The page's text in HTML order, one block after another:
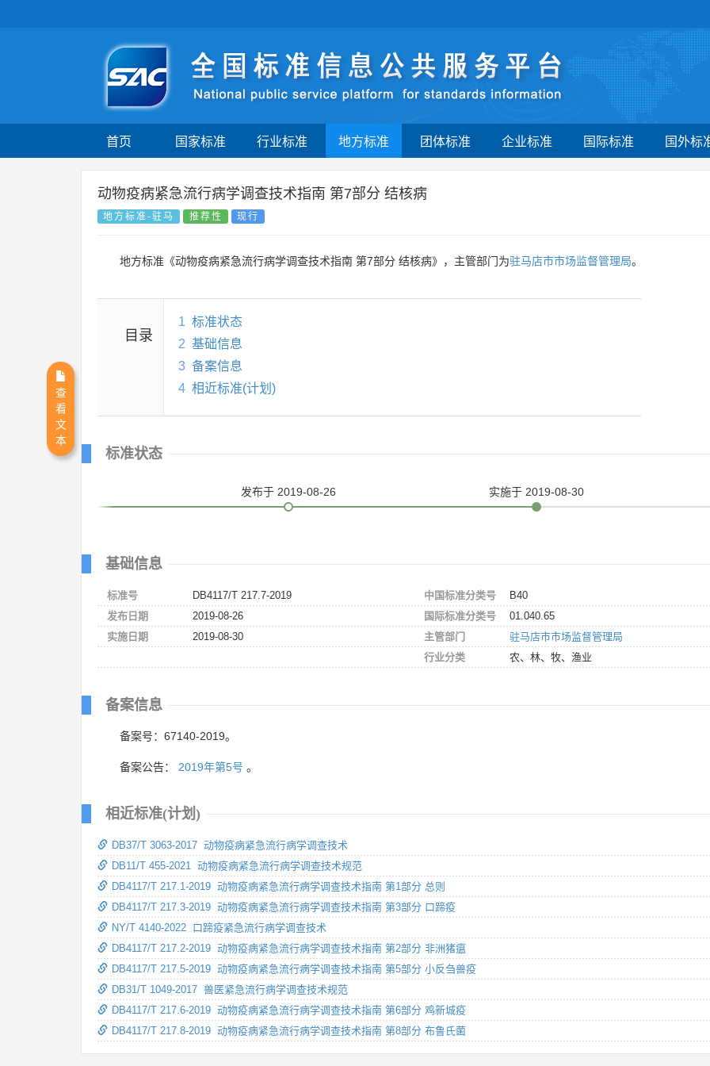
首页 国家标准 行业标准 地方标准 团体标准 企业标准 国际标准 国外标
动物疫病紧急流行病学调查技术指南 第7部分 结核病
地方标准-驻马 推荐性 现行
地方标准《动物疫病紧急流行病学调查技术指南 第7部分 结核病》，主管部门为驻马店市市场监督管理局。
目录
1 标准状态
2 基础信息
3 备案信息
4 相近标准(计划)
标准状态
发布于 2019-08-26 实施于 2019-08-30
基础信息
标准号
DB4117/T 217.7-2019
发布日期
2019-08-26
实施日期
2019-08-30
中国标准分类号
B40
国际标准分类号
01.040.65
主管部门
驻马店市市场监督管理局
行业分类
农、林、牧、渔业
备案信息
备案号：67140-2019。
备案公告： 2019年第5号 。
相近标准(计划)
DB37/T 3063-2017 动物疫病紧急流行病学调查技术
DB11/T 455-2021 动物疫病紧急流行病学调查技术规范
DB4117/T 217.1-2019 动物疫病紧急流行病学调查技术指南 第1部分 总则
DB4117/T 217.3-2019 动物疫病紧急流行病学调查技术指南 第3部分 口蹄疫
NY/T 4140-2022 口蹄疫紧急流行病学调查技术
DB4117/T 217.2-2019 动物疫病紧急流行病学调查技术指南 第2部分 非洲猪瘟
DB4117/T 217.5-2019 动物疫病紧急流行病学调查技术指南 第5部分 小反刍兽疫
DB31/T 1049-2017 兽医紧急流行病学调查技术规范
DB4117/T 217.6-2019 动物疫病紧急流行病学调查技术指南 第6部分 鸡新城疫
DB4117/T 217.8-2019 动物疫病紧急流行病学调查技术指南 第8部分 布鲁氏菌
查
看
文
本